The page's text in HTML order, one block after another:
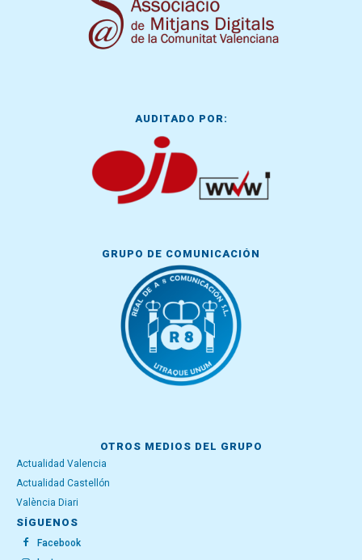
AUDITADO POR:
GRUPO DE COMUNICACIÓN
OTROS MEDIOS DEL GRUPO
Actualidad Valencia
Actualidad Castellón
València Diari
SÍGUENOS
Facebook